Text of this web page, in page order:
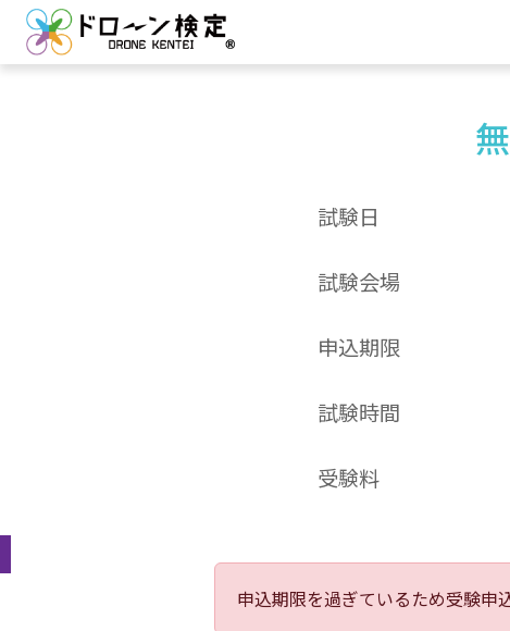
試験日
試験会場
申込期限
試験時間
受験料
申込期限を過ぎているため受験申